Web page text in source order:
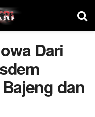
Dari
dan